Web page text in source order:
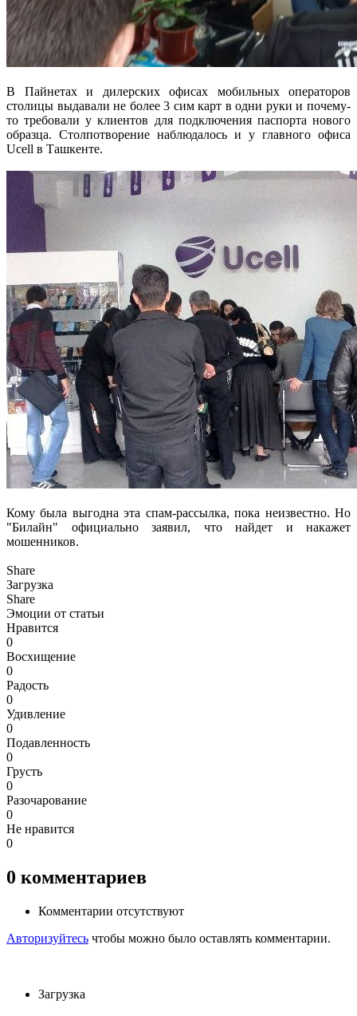
В Пайнетах и дилерских офисах мобильных операторов
столицы выдавали не более 3 сим карт в одни руки и почему-
то требовали у клиентов для подключения паспорта нового
образца. Столпотворение наблюдалось и у главного офиса
Ucell в Ташкенте.
Кому была выгодна эта спам-рассылка, пока неизвестно. Но
"Билайн" официально заявил, что найдет и накажет
мошенников.
Share
Загрузка
Share
Эмоции от статьи
Нравится
0
Восхищение
0
Радость
0
Удивление
0
Подавленность
0
Грусть
0
Разочарование
0
Не нравится
0
0 комментариев
Комментарии отсутствуют
Авторизуйтесь чтобы можно было оставлять комментарии.
Загрузка